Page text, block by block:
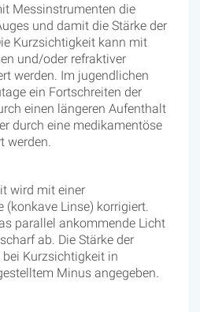
Messinstrumenten die
und damit die Stärke der
Kurzsichtigkeit kann mit
und/oder refraktiver
werden. Im jugendlichen
ein Fortschreiten der
einen längeren Aufenthalt
durch eine medikamentöse
werden.
wird mit einer
(konkave Linse) korrigiert.
parallel ankommende Licht
ab. Die Stärke der
Kurzsichtigkeit in
Minus angegeben.